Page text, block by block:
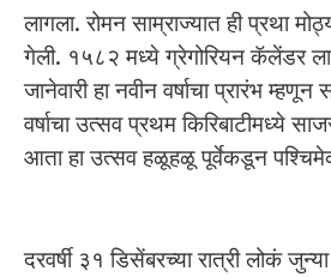
लागला. रोमन साम्राज्यात ही प्रथा
गेली. १५८२ मध्ये ग्रेगोरियन कॅलेंडर
जानेवारी हा नवीन वर्षाचा प्रारंभ
वर्षाचा उत्सव प्रथम किरिबाटीमध्ये
आता हा उत्सव हळूहळू पूर्वेकडून
दरवर्षी ३१ डिसेंबरच्या रात्री लोकं जुन्या